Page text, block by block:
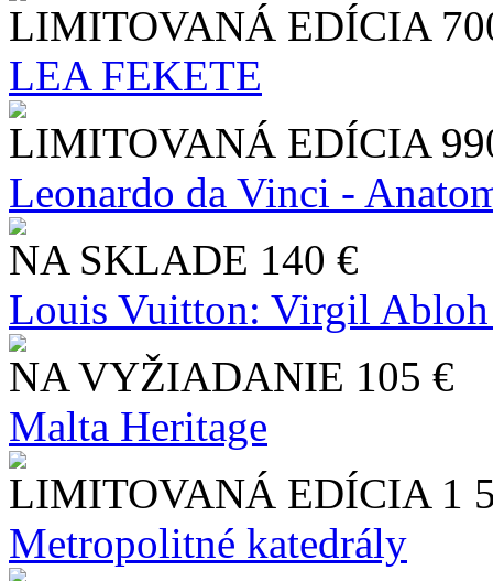
LIMITOVANÁ EDÍCIA
LEA FEKETE
LIMITOVANÁ EDÍCIA
Leonardo da Vinci -
NA SKLADE 140 €
Louis Vuitton: Virgil
NA VYŽIADANIE 105 €
Malta Heritage
LIMITOVANÁ EDÍCIA 1
Metropolitné katedrály